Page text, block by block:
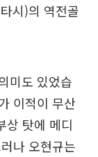
시)의 역전골
미도 있었습
이적이 무산
상 탓에 메디
나 오현규는